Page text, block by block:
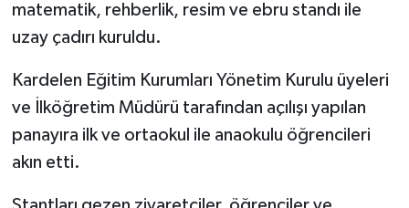
matematik, rehberlik, resim ve ebru standı ile
uzay çadırı kuruldu.
Kardelen Eğitim Kurumları Yönetim Kurulu üyeleri
ve İlköğretim Müdürü tarafından açılışı yapılan
panayıra ilk ve ortaokul ile anaokulu öğrencileri
akın etti.